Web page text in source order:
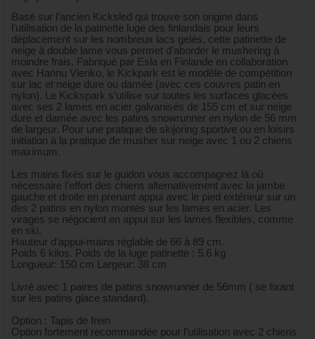
Basé sur l’ancien Kicksled qui trouve son origine dans
l’utilisation de la patinette luge des finlandais pour leurs
déplacement sur les nombreux lacs gelés, cette patinette de
neige à double lame vous permet d’aborder le mushering à
moindre frais. Fabriqué par Esla en Finlande en collaboration
avec Hannu Vieriko, le Kickpark est le modèle de compétition
sur lac et neige dure ou damée (avec ces couvres patin en
nylon). Le Kickspark s’utilise sur toutes les surfaces glacées
avec ses 2 lames en acier galvanisés de 155 cm et sur neige
dure et damée avec les patins snowrunner en nylon de 56 mm
de largeur. Pour une pratique de skijoring sportive ou en loisirs
initiation à la pratique de musher sur neige avec 1 ou 2 chiens
maximum.
Les mains fixés sur le guidon vous accompagnez là où
nécessaire l’effort des chiens alternativement avec la jambe
gauche et droite en prenant appui avec le pied extérieur sur un
des 2 patins en nylon montés sur les lames en acier. Les
virages se négocient en appui sur les lames flexibles, comme
en ski.
Hauteur d’appui-mains réglable de 66 à 89 cm.
Poids 6 kilos. Poids de la luge patinette : 5.6 kg
Longueur: 150 cm Largeur: 38 cm
Livré avec 1 paires de patins snowrunner de 56mm ( se fixant
sur les patins glace standard).
Option : Tapis de frein
Option fortement recommandée pour l’utilisation avec 2 chiens